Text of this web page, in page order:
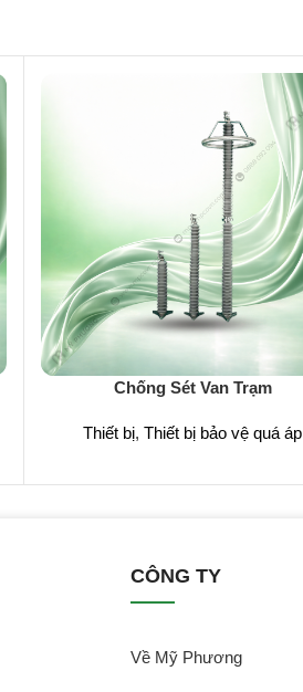
Chống Sét Van Trạm
Thiết bị, Thiết bị bảo vệ quá áp
CÔNG TY
Về Mỹ Phương